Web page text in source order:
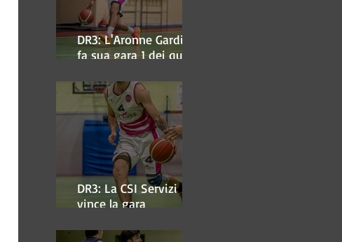
DR3: L'Aronne Gardini
fa sua gara 1 dei quarti
DR3: La CSI Servizi
vince la gara